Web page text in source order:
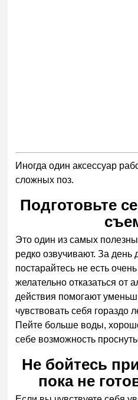
Иногда один аксессуар
сложных поз.
Подготовьте
Это один из самых
редко озвучивают. За день
постарайтесь не есть
желательно отказаться от
действия помогают
чувствовать себя гораздо
Пейте больше воды,
себе возможность
Не бойтесь
пока не